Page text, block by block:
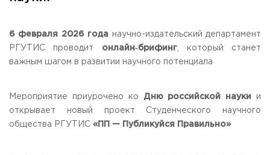
Общежитие / Кампус РГУТИС
Контакты
Дополнительное образование
Федеральный ресурсный центр
Федеральное учебно-методическое объединение в
системе ВО
ЗАКАЗАТЬ ОБРАТНЫЙ ЗВОНОК
141221, Московская обл.,
Городской округ Пушкинский,
ТЕЛЕФОНЫ
6 февраля 2026 года научно-издательский департамент
РГУТИС проводит
онлайн‑брифинг, который станет
важным шагом в развитии научного потенциала
Мероприятие приурочено ко Дню российской науки и
открывает новый проект Студенческого научного
общества РГУТИС «ПП — Публикуйся Правильно»